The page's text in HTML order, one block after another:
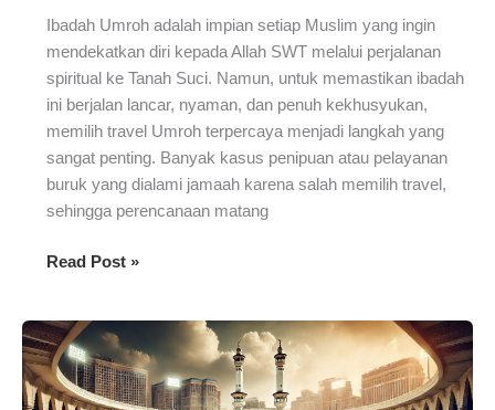
Ibadah Umroh adalah impian setiap Muslim yang ingin
mendekatkan diri kepada Allah SWT melalui perjalanan
spiritual ke Tanah Suci. Namun, untuk memastikan ibadah
ini berjalan lancar, nyaman, dan penuh kekhusyukan,
memilih travel Umroh terpercaya menjadi langkah yang
sangat penting. Banyak kasus penipuan atau pelayanan
buruk yang dialami jamaah karena salah memilih travel,
sehingga perencanaan matang
Mengapa
Travel
Umroh
Terpercaya?
Read Post »